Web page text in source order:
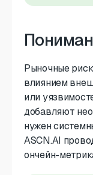
Рыночные
влиянием
или
добавляют
нужен
ASCN.AI
ончейн-